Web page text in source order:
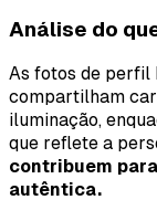
Análise do
As fotos de perfil
compartilham
iluminação,
que reflete a
contribuem
autêntica.